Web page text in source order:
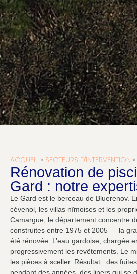
ACCUEIL » SECTEURS D'INTERVENTION »
Rénovation de
Gard : notre
Le Gard est le berceau de Bluerenov.
cévenol, les villas nîmoises et les
Camargue, le département concentre
construites entre 1975 et 2005 — la
été rénovée. L’eau gardoise, chargée
progressivement les revêtements. Le
les pièces à sceller. Résultat : des
pendant des années, des liners qui se